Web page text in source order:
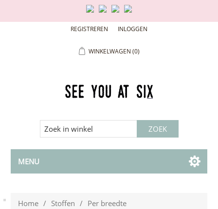
REGISTREREN INLOGGEN
WINKELWAGEN (0)
MENU
Home / Stoffen / Per breedte